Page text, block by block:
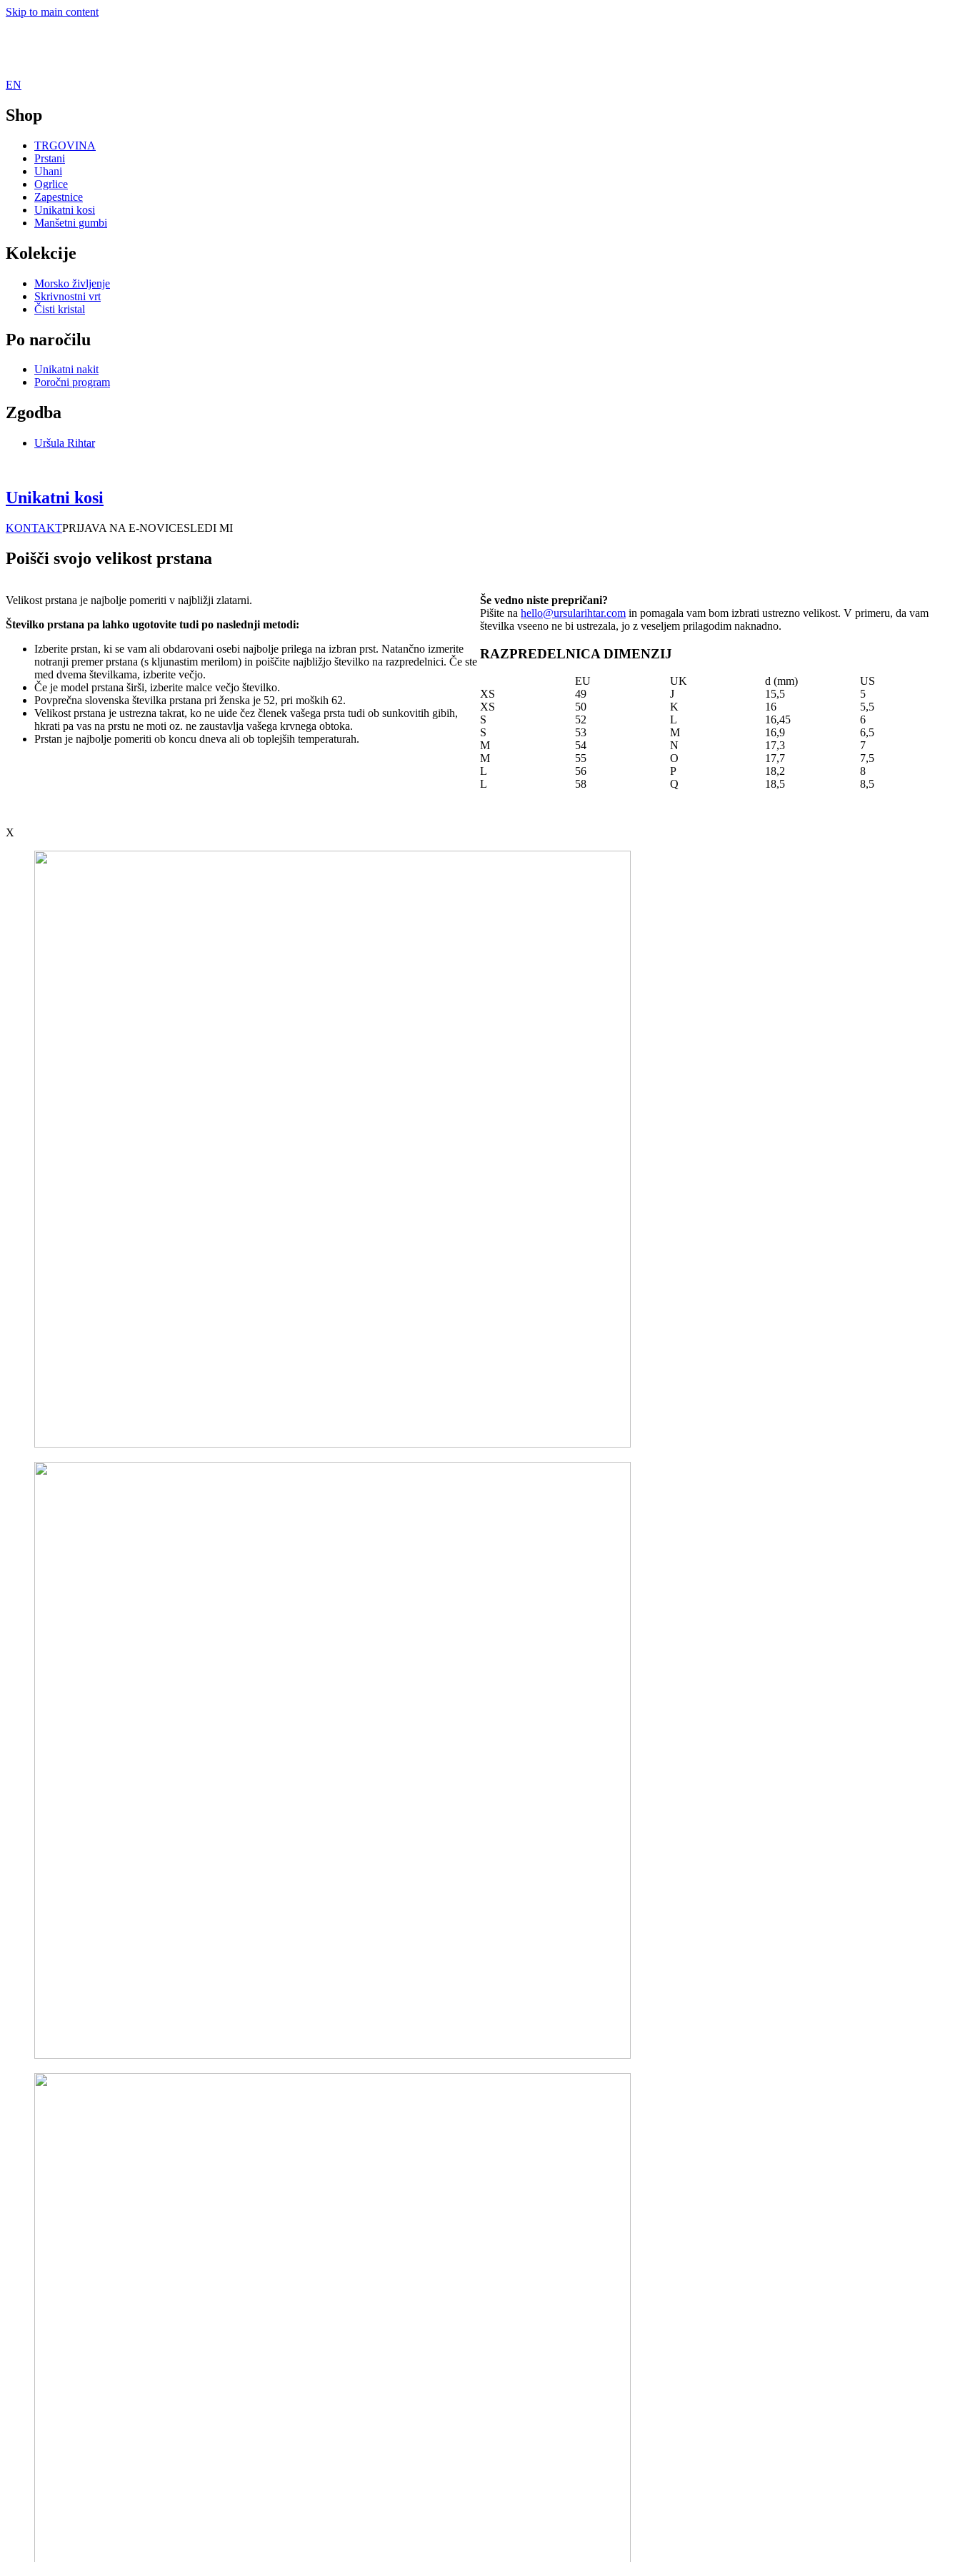
Skip to main content
EN
Shop
TRGOVINA
Prstani
Uhani
Ogrlice
Zapestnice
Unikatni kosi
Manšetni gumbi
Kolekcije
Morsko življenje
Skrivnostni vrt
Čisti kristal
Po naročilu
Unikatni nakit
Poročni program
Zgodba
Uršula Rihtar
Unikatni kosi
KONTAKTPRIJAVA NA E-NOVICESLEDI MI
Poišči svojo velikost prstana
Velikost prstana je najbolje pomeriti v najbližji zlatarni.
Številko prstana pa lahko ugotovite tudi po naslednji metodi:
Izberite prstan, ki se vam ali obdarovani osebi najbolje prilega na izbran prst. Natančno izmerite
notranji premer prstana (s kljunastim merilom) in poiščite najbližjo številko na razpredelnici. Če ste
med dvema številkama, izberite večjo.
Če je model prstana širši, izberite malce večjo številko.
Povprečna slovenska številka prstana pri ženska je 52, pri moških 62.
Velikost prstana je ustrezna takrat, ko ne uide čez členek vašega prsta tudi ob sunkovitih gibih,
hkrati pa vas na prstu ne moti oz. ne zaustavlja vašega krvnega obtoka.
Prstan je najbolje pomeriti ob koncu dneva ali ob toplejših temperaturah.
Še vedno niste prepričani?
Pišite na hello@ursularihtar.com in pomagala vam bom izbrati ustrezno velikost. V primeru, da vam
številka vseeno ne bi ustrezala, jo z veseljem prilagodim naknadno.
RAZPREDELNICA DIMENZIJ
EU UK d (mm)
US
XS
49 J 15,5
5
XS
50 K 16
5,5
S
52 L 16,45
6
S
53 M 16,9
6,5
M
54 N 17,3
7
M
55 O 17,7
7,5
L
56 P 18,2
8
L
58 Q 18,5 8,5
X